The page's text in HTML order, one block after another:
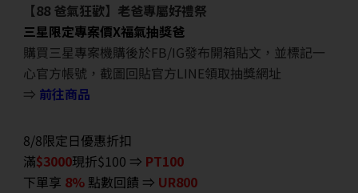
【88 爸氣狂歡】老爸專屬好禮祭
三星限定專案價X福氣抽獎爸
購買三星專案機購後於FB/IG發布開箱貼文，並標記一
心官方帳號，截圖回貼官方LINE領取抽獎網址
⇒ 前往商品
8/8限定日優惠折扣
滿$3000現折$100 ⇒ PT100
下單享 8% 點數回饋 ⇒ UR800